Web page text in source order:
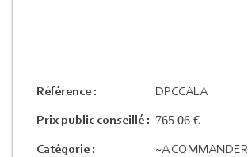
Référence : DPCCALA
Prix public conseillé : 765.06 €
Catégorie : ~A COMMANDER